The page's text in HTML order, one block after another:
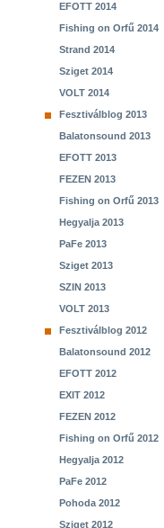
EFOTT 2014
Fishing on Orfű 2014
Strand 2014
Sziget 2014
VOLT 2014
Fesztiválblog 2013
Balatonsound 2013
EFOTT 2013
FEZEN 2013
Fishing on Orfű 2013
Hegyalja 2013
PaFe 2013
Sziget 2013
SZIN 2013
VOLT 2013
Fesztiválblog 2012
Balatonsound 2012
EFOTT 2012
EXIT 2012
FEZEN 2012
Fishing on Orfű 2012
Hegyalja 2012
PaFe 2012
Pohoda 2012
Sziget 2012